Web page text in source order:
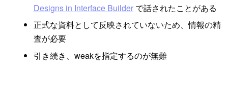
Designs in Interface Builderで話されたことがある
正式な資料として反映されていないため、情報の精
査が必要
引き続き、weakを指定するのが無難